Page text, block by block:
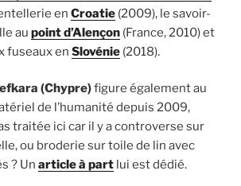
en Croatie (2009), le savoir-
au point d’Alençon (France, 2010) et
fuseaux en Slovénie (2018).
(Chypre)figure également au
de l’humanité depuis 2009,
traitée ici car il y a controverse sur
ou broderie sur toile de lin avec
? Un article à part lui est dédié.